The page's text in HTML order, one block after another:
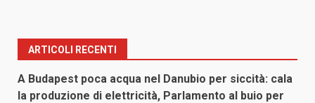
ARTICOLI RECENTI
A Budapest poca acqua nel Danubio per siccità: cala
la produzione di elettricità, Parlamento al buio per